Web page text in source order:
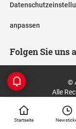
Startseite
anpassen
Folgen Sie uns
©
Alle